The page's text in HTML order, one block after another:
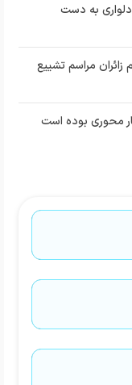
به دست
مراسم تشییع
محوری بوده است